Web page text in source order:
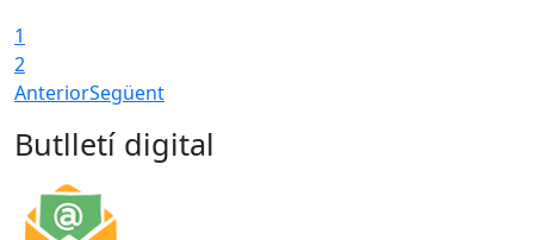
1
2
AnteriorSegüent
Butlletí digital